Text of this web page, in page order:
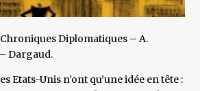
Diplomatiques – A.
Dargaud.
Etats-Unis n’ont qu’une idée en tête :